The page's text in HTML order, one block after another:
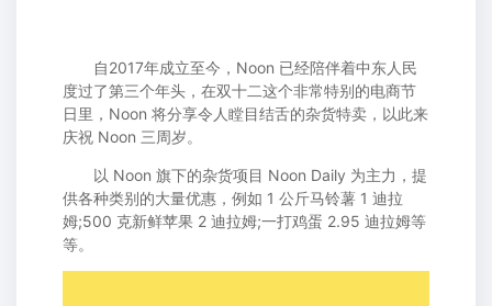
自2017年成立至今，Noon 已经陪伴着中东人民
度过了第三个年头，在双十二这个非常特别的电商节
日里，Noon 将分享令人瞠目结舌的杂货特卖，以此来
庆祝 Noon 三周岁。
以 Noon 旗下的杂货项目 Noon Daily 为主力，提
供各种类别的大量优惠，例如 1 公斤马铃薯 1 迪拉
姆;500 克新鲜苹果 2 迪拉姆;一打鸡蛋 2.95 迪拉姆等
等。